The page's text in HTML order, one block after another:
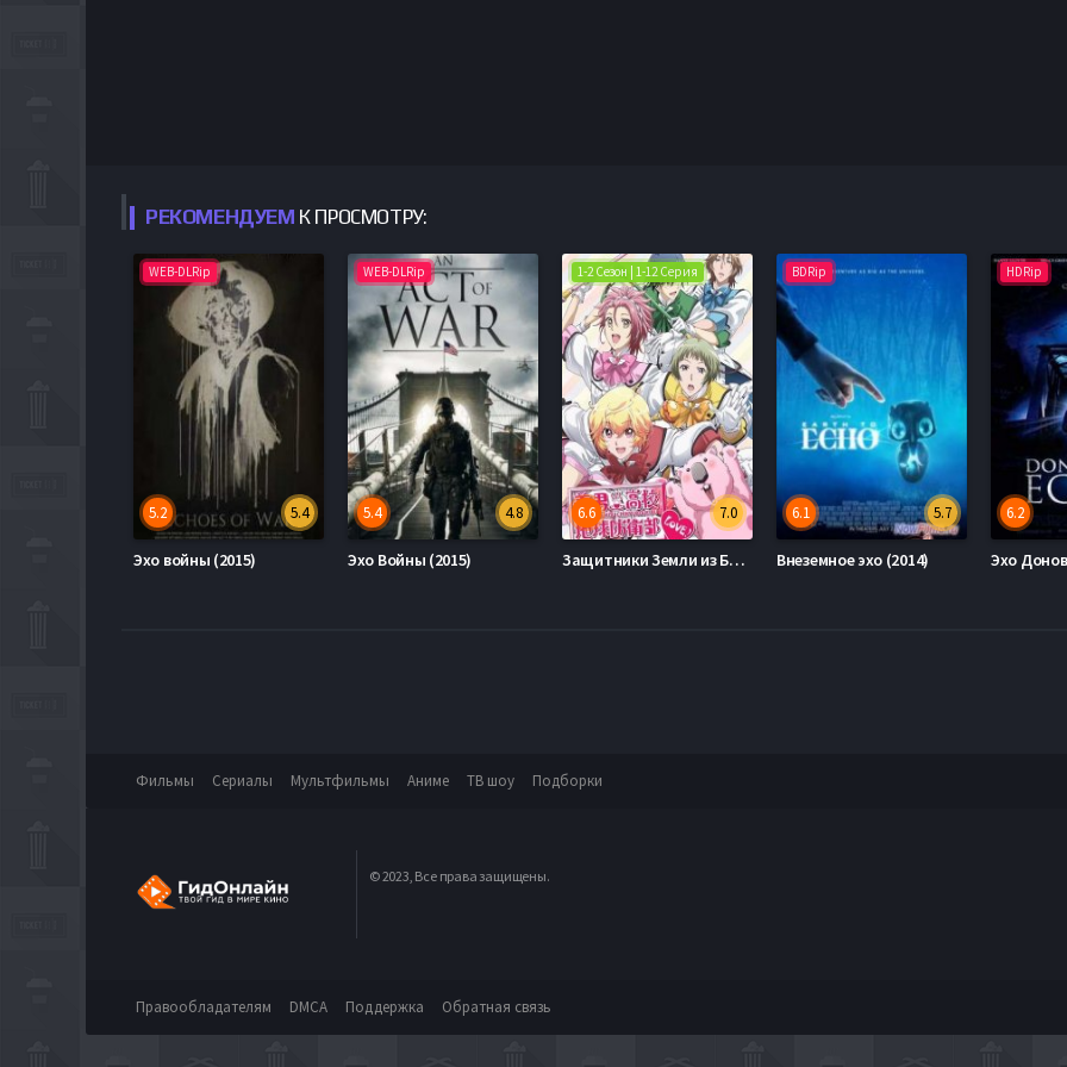
РЕКОМЕНДУЕМ К ПРОСМОТРУ:
WEB-DLRip
5.4
5.2
Эхо войны (2015)
WEB-DLRip
4.8
5.4
Эхо Войны (2015)
1-2 Сезон | 1-12 Серия
7.0
6.6
Защитники Земли из Бинан! / Красавцы-старшеклассники на страже Земли во имя Любви! (1-2 Сезон)
BDRip
5.7
6.1
Внеземное эхо (2014)
HDRip
6.2
Эхо
Фильмы Сериалы Мультфильмы Аниме ТВ шоу Подборки
© 2023, Все права защищены.
Правообладателям DMCA Поддержка Обратная связь